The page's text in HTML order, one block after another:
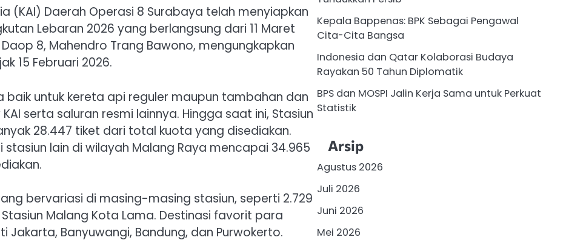
(KAI) Daerah Operasi 8 Surabaya telah menyiapkan
Lebaran 2026 yang berlangsung dari 11 Maret
Daop 8, Mahendro Trang Bawono, mengungkapkan
15 Februari 2026.
untuk kereta api reguler maupun tambahan dan
serta saluran resmi lainnya. Hingga saat ini, Stasiun
28.447 tiket dari total kuota yang disediakan.
lain di wilayah Malang Raya mencapai 34.965
bervariasi di masing-masing stasiun, seperti 2.729
Malang Kota Lama. Destinasi favorit para
Banyuwangi, Bandung, dan Purwokerto.
Kepala Bappenas: BPK Sebagai Pengawal
Cita-Cita Bangsa
Indonesia dan Qatar Kolaborasi Budaya
Rayakan 50 Tahun Diplomatik
BPS dan MOSPI Jalin Kerja Sama untuk Perkuat
Statistik
Arsip
Agustus 2026
Juli 2026
Juni 2026
Mei 2026